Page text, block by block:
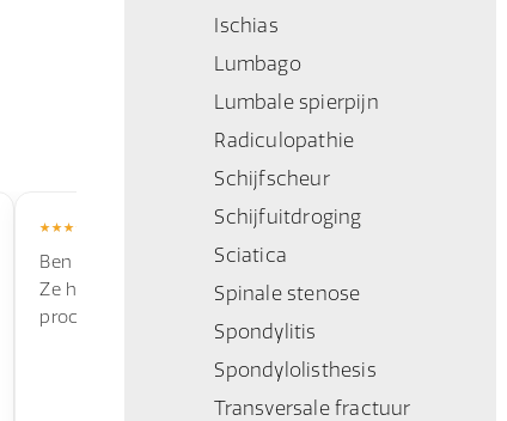
Ben super blij met deze letsel bedrijf.
Ze hebben mij goed geholpen in het
proces.
Ischias
Lumbago
Lumbale spierpijn
Radiculopathie
Schijfscheur
Schijfuitdroging
Sciatica
Spinale stenose
Spondylitis
Spondylolisthesis
Transversale fractuur